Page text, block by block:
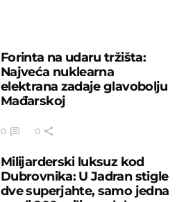
Forinta na udaru tržišta:
Najveća nuklearna
elektrana zadaje glavobolju
Mađarskoj
0 0
Milijarderski luksuz kod
Dubrovnika: U Jadran stigle
dve superjahte, samo jedna